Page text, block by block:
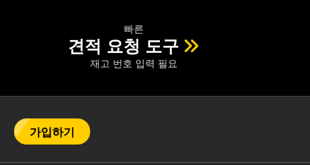
빠른
견적 요청 도구
재고 번호 입력 필요
가입하기